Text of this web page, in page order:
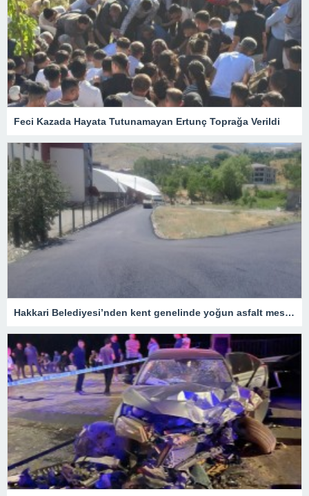
Feci Kazada Hayata Tutunamayan Ertunç Toprağa Verildi
Hakkari Belediyesi’nden kent genelinde yoğun asfalt mesaisi